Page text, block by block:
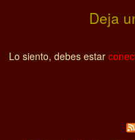
Deja
Lo siento, debes estar